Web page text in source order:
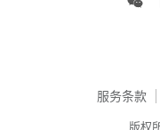
服务条款
版权